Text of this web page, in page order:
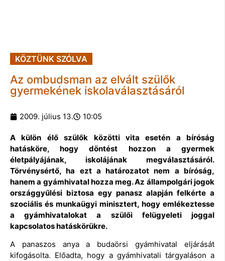
KÖZTÜNK SZÓLVA
Az ombudsman az elvált szülők
gyermekének iskolaválasztásáról
2009. július 13. 10:05
A külön élő szülők közötti vita esetén a bíróság
hatásköre, hogy döntést hozzon a gyermek
életpályájának, iskolájának megválasztásáról.
Törvénysértő, ha ezt a határozatot nem a bíróság,
hanem a gyámhivatal hozza meg. Az állampolgári jogok
országgyűlési biztosa egy panasz alapján felkérte a
szociális és munkaügyi minisztert, hogy emlékeztesse
a gyámhivatalokat a szülői felügyeleti joggal
kapcsolatos hatáskörükre.
A panaszos anya a budaörsi gyámhivatal eljárását
kifogásolta. Előadta, hogy a gyámhivatali tárgyaláson a